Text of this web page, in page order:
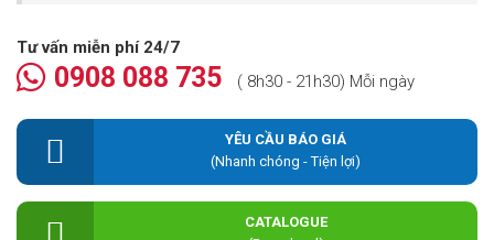
Tư vấn miễn phí 24/7
0908 088 735 ( 8h30 - 21h30) Mỗi ngày
YÊU CẦU BÁO GIÁ
(Nhanh chóng - Tiện lợi)
CATALOGUE